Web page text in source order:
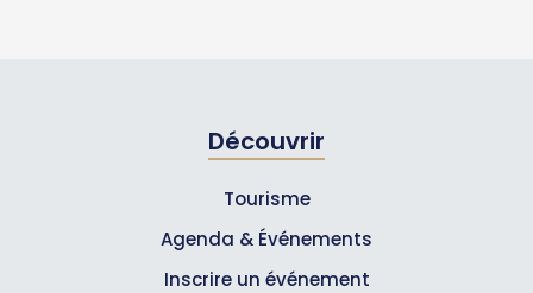
Découvrir
Tourisme
Agenda & Événements
Inscrire un événement